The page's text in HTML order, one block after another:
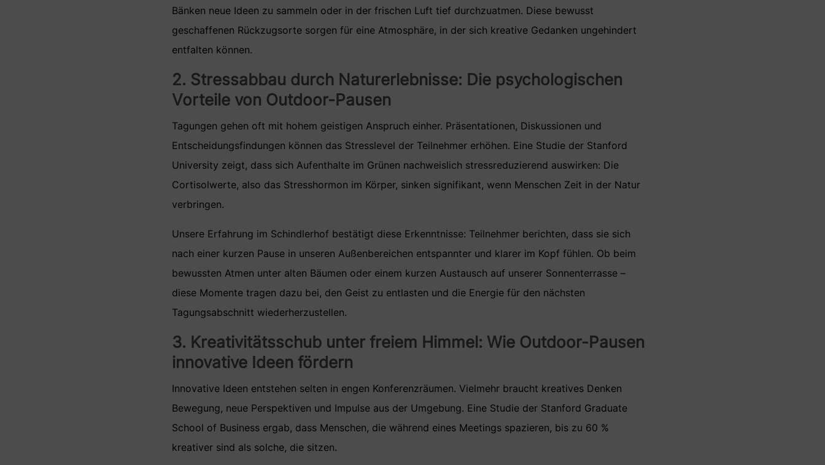
Bänken neue Ideen zu sammeln oder in der frischen Luft tief durchzuatmen. Diese bewusst
geschaffenen Rückzugsorte sorgen für eine Atmosphäre, in der sich kreative Gedanken ungehindert
entfalten können.
2. Stressabbau durch Naturerlebnisse: Die psychologischen
Vorteile von Outdoor-Pausen
Tagungen gehen oft mit hohem geistigen Anspruch einher. Präsentationen, Diskussionen und
Entscheidungsfindungen können das Stresslevel der Teilnehmer erhöhen. Eine Studie der Stanford
University zeigt, dass sich Aufenthalte im Grünen nachweislich stressreduzierend auswirken: Die
Cortisolwerte, also das Stresshormon im Körper, sinken signifikant, wenn Menschen Zeit in der Natur
verbringen.
Unsere Erfahrung im Schindlerhof bestätigt diese Erkenntnisse: Teilnehmer berichten, dass sie sich
nach einer kurzen Pause in unseren Außenbereichen entspannter und klarer im Kopf fühlen. Ob beim
bewussten Atmen unter alten Bäumen oder einem kurzen Austausch auf unserer Sonnenterrasse –
diese Momente tragen dazu bei, den Geist zu entlasten und die Energie für den nächsten
Tagungsabschnitt wiederherzustellen.
3. Kreativitätsschub unter freiem Himmel: Wie Outdoor-Pausen
innovative Ideen fördern
Innovative Ideen entstehen selten in engen Konferenzräumen. Vielmehr braucht kreatives Denken
Bewegung, neue Perspektiven und Impulse aus der Umgebung. Eine Studie der Stanford Graduate
School of Business ergab, dass Menschen, die während eines Meetings spazieren, bis zu 60 %
kreativer sind als solche, die sitzen.